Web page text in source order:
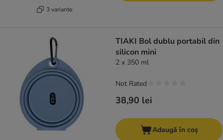
3 variante
TIAKI Bol dublu portabil din
silicon mini
2 x 350 ml
38,90 lei
Not Rated
Adaugă în coș